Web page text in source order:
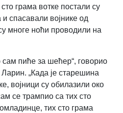
грама вотке постали су
и спасавали војнике од
многе ноћи проводили на
пиће за шећер“, говорио
„Када је старешина
војници су обилазили око
се трампио са тих сто
тих сто грама